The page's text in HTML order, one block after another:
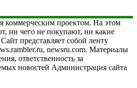
коммерческим проектом. На этом
ни чего не покупают, ни какие
представляет собой ленту
newsru.com. Материалы
ответственность за
новостей Администрация сайта